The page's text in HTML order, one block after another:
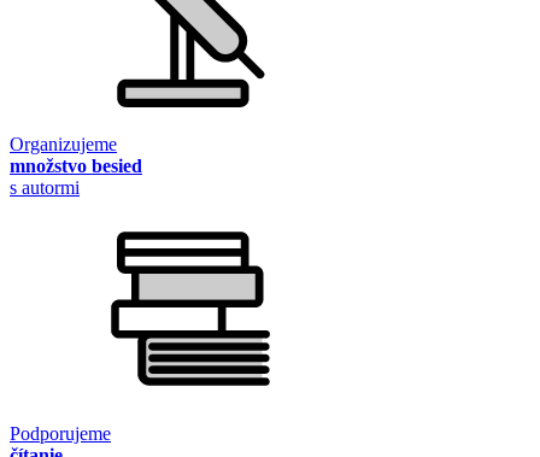
Organizujeme
množstvo besied
s autormi
Podporujeme